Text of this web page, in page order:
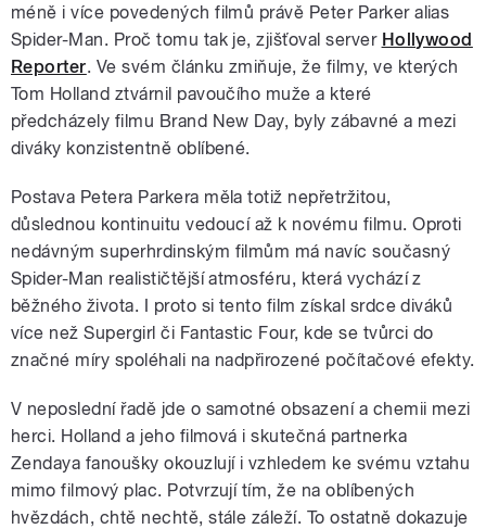
méně i více povedených filmů právě Peter Parker alias
Spider-Man. Proč tomu tak je, zjišťoval server Hollywood
Reporter. Ve svém článku zmiňuje, že filmy, ve kterých
Tom Holland ztvárnil pavoučího muže a které
předcházely filmu Brand New Day, byly zábavné a mezi
diváky konzistentně oblíbené.
Postava Petera Parkera měla totiž nepřetržitou,
důslednou kontinuitu vedoucí až k novému filmu. Oproti
nedávným superhrdinským filmům má navíc současný
Spider-Man realističtější atmosféru, která vychází z
běžného života. I proto si tento film získal srdce diváků
více než Supergirl či Fantastic Four, kde se tvůrci do
značné míry spoléhali na nadpřirozené počítačové efekty.
V neposlední řadě jde o samotné obsazení a chemii mezi
herci. Holland a jeho filmová i skutečná partnerka
Zendaya fanoušky okouzlují i vzhledem ke svému vztahu
mimo filmový plac. Potvrzují tím, že na oblíbených
hvězdách, chtě nechtě, stále záleží. To ostatně dokazuje